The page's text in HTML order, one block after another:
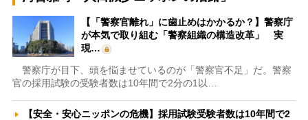
【「警察官離れ」に歯止めはかかるか？】警察庁
が本気で取り組む「警察組織の構造改革」 実
現…
警察庁が目下、頭を悩ませているのが「警察官不足」だ。警察
官の採用試験の受験者数は10年間で2分の1以…
【安全・安心ニッポンの危機】採用試験受験者数は10年間で2